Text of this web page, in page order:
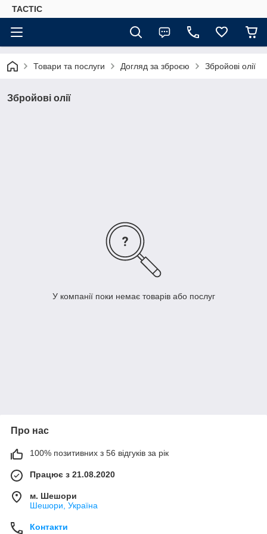
TACTIC
Товари та послуги Догляд за зброєю Збройові олії
Збройові олії
У компанії поки немає товарів або послуг
Про нас
100% позитивних з 56 відгуків за рік
Працює з 21.08.2020
м. Шешори
Шешори, Україна
Контакти